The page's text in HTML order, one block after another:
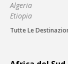
Algeria
Etiopia
Tutte Le